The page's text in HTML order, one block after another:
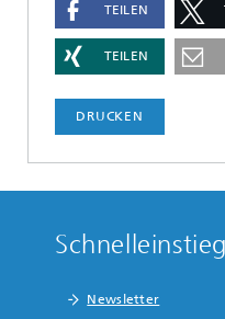
TEILEN
TEILEN
DRUCKEN
Schnelleinstieg
Newsletter